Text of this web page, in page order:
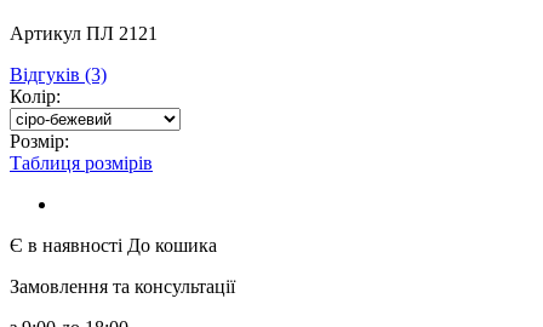
Артикул ПЛ 2121
Відгуків (3)
Колір:
Розмір:
Таблиця розмірів
Є в наявності До кошика
Замовлення та консультації